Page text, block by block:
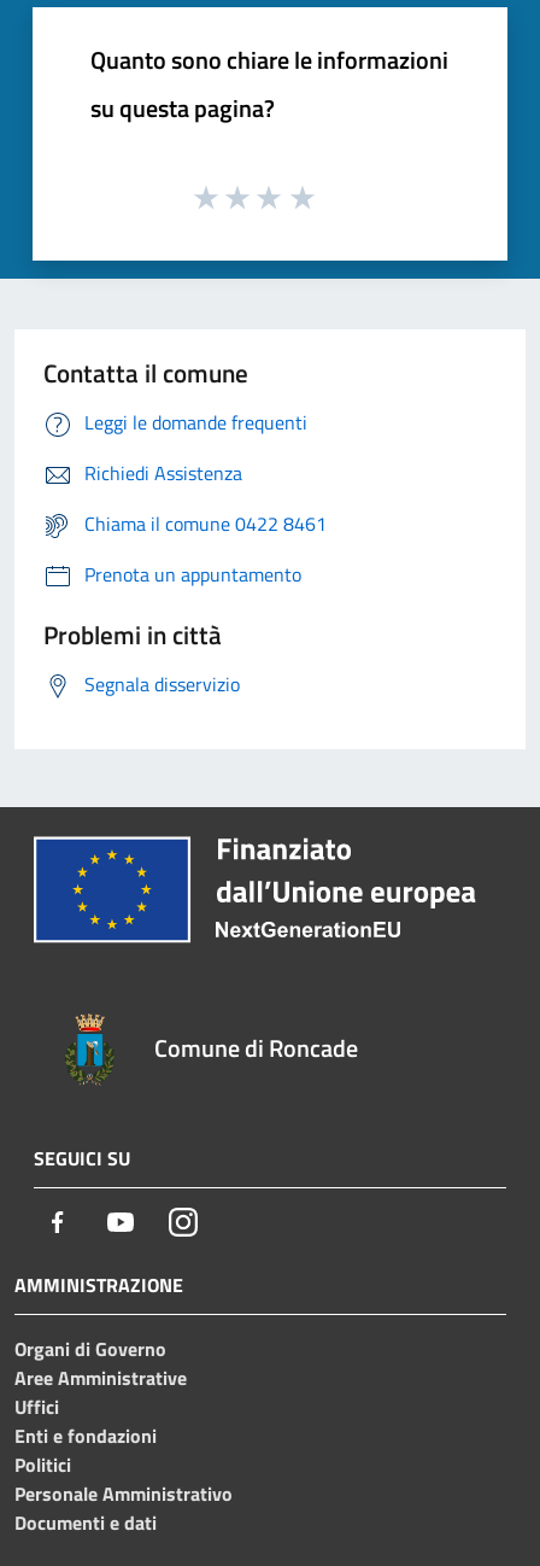
Quanto sono chiare le informazioni
su questa pagina?
Contatta il comune
Leggi le domande frequenti
Richiedi Assistenza
Chiama il comune 0422 8461
Prenota un appuntamento
Problemi in città
Segnala disservizio
Comune di Roncade
SEGUICI SU
Facebook YoutubeInstagram
AMMINISTRAZIONE
Organi di Governo
Aree Amministrative
Uffici
Enti e fondazioni
Politici
Personale Amministrativo
Documenti e dati